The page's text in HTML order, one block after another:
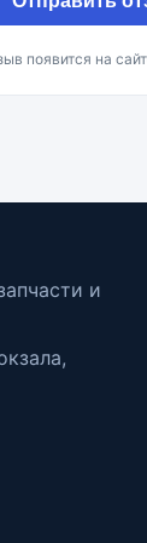
появится на
и